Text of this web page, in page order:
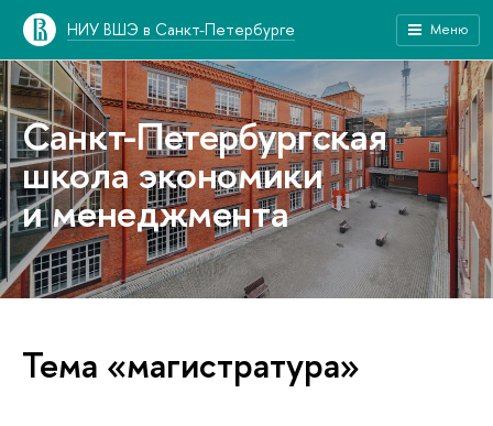
НИУ ВШЭ в Санкт-Петербурге Меню
Санкт-Петербургская
школа экономики
и менеджмента
Тема «магистратура»